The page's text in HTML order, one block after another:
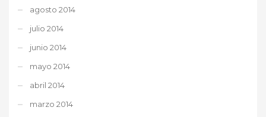
agosto 2014
julio 2014
junio 2014
mayo 2014
abril 2014
marzo 2014